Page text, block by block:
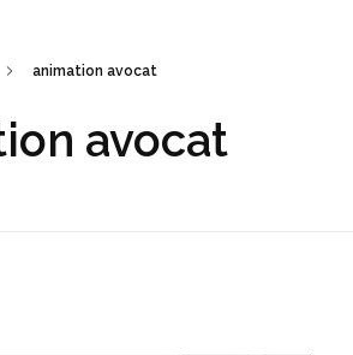
animation avocat
avocat